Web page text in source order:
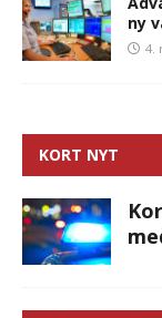
ny
4.
KORT NYT